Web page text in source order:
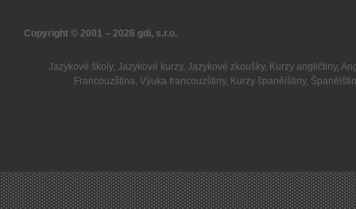
Copyright © 2001 – 2026 gdi, s.r.o.
Jazykové školy, Jazykové kurzy, Jazykové zkoušky, Kurzy angličtiny,
Francouzština,Výuka francouzštiny, Kurzy španělštiny,